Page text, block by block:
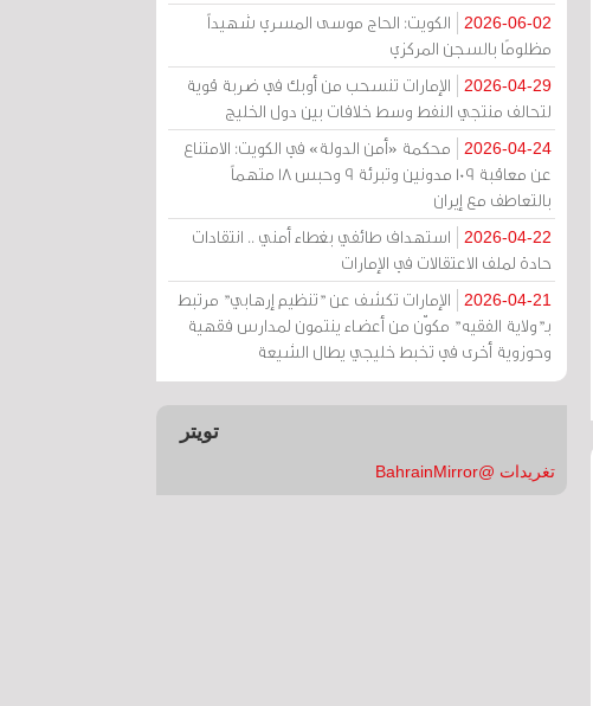
2026-06-02
الكويت: الحاج موسى المسري شهيداً
مظلومًا بالسجن المركزي
2026-04-29
الإمارات تنسحب من أوبك في ضربة قوية
لتحالف منتجي النفط وسط خلافات بين دول الخليج
2026-04-24
محكمة «أمن الدولة» في الكويت: الامتناع
عن معاقبة 109 مدونين وتبرئة 9 وحبس 18 متهماً
بالتعاطف مع إيران
2026-04-22
استهداف طائفي بغطاء أمني .. انتقادات
حادة لملف الاعتقالات في الإمارات
2026-04-21
الإمارات تكشف عن "تنظيم إرهابي" مرتبط
بـ"ولاية الفقيه" مكوّن من أعضاء ينتمون لمدارس فقهية
وحوزوية أخرى في تخبط خليجي يطال الشيعة
تويتر
تغريدات @BahrainMirror